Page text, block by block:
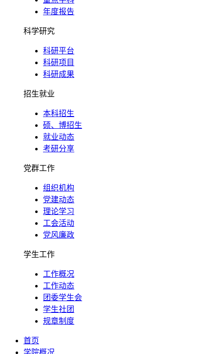
年度报告
科学研究
科研平台
科研项目
科研成果
招生就业
本科招生
硕、博招生
就业动态
考研分享
党群工作
组织机构
党建动态
理论学习
工会活动
党风廉政
学生工作
工作概况
工作动态
团委学生会
学生社团
规章制度
首页
学院概况